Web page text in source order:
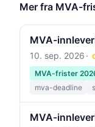
Mer fra MVA-
MVA-
10. sep. 2026
MVA-frister
mva-deadline
MVA-